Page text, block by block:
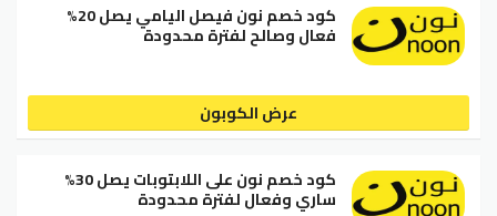
كود خصم نون فيصل اليامي يصل 20%
فعال وصالح لفترة محدودة
عرض الكوبون
كود خصم نون على اللابتوبات يصل 30%
ساري وفعال لفترة محدودة